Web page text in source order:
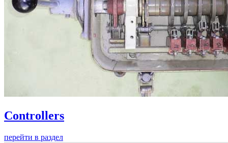
Controllers
перейти в раздел